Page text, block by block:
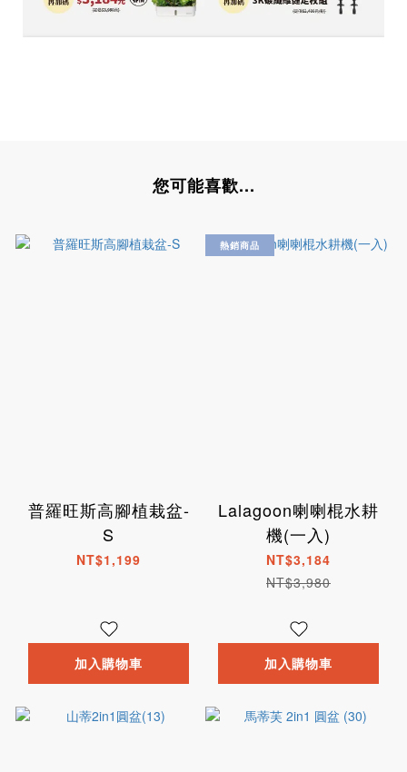
您可能喜歡...
普羅旺斯高腳植栽盆-
S
NT$1,199
加入購物車
熱銷商品
Lalagoon喇喇棍水耕
機(一入)
NT$3,184
NT$3,980
加入購物車